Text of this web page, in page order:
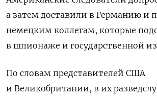
а затем доставили в Германию и
немецким коллегам, которые
в шпионаже и государственной
По словам представителей США
и Великобритании, в их